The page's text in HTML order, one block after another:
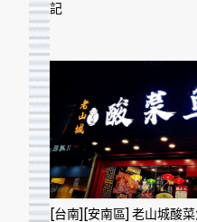
記
[台南][安南區] 老山城酸